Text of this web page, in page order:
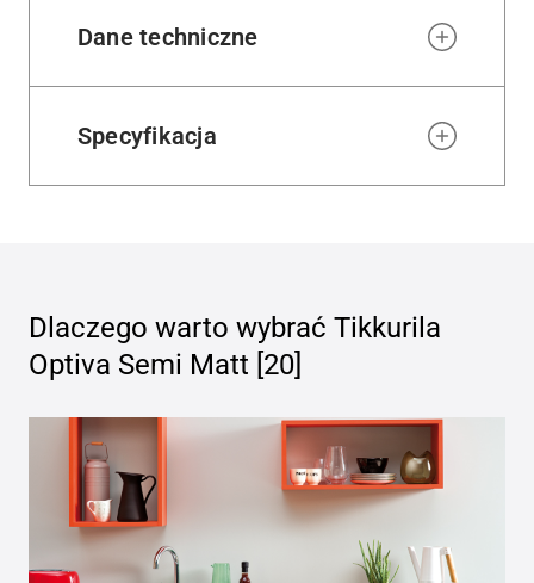
Dane techniczne
Specyfikacja
Dlaczego warto wybrać Tikkurila
Optiva Semi Matt [20]